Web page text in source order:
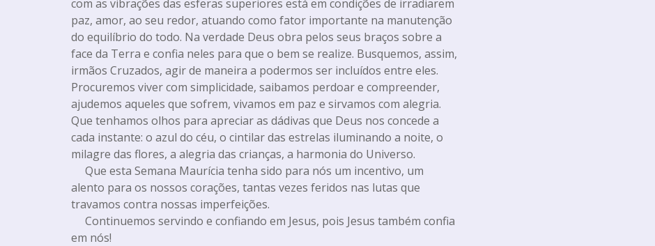
com as vibrações das esferas superiores está em condições de irradiarem
paz, amor, ao seu redor, atuando como fator importante na manutenção
do equilíbrio do todo. Na verdade Deus obra pelos seus braços sobre a
face da Terra e confia neles para que o bem se realize. Busquemos, assim,
irmãos Cruzados, agir de maneira a podermos ser incluídos entre eles.
Procuremos viver com simplicidade, saibamos perdoar e compreender,
ajudemos aqueles que sofrem, vivamos em paz e sirvamos com alegria.
Que tenhamos olhos para apreciar as dádivas que Deus nos concede a
cada instante: o azul do céu, o cintilar das estrelas iluminando a noite, o
milagre das flores, a alegria das crianças, a harmonia do Universo.
Que esta Semana Maurícia tenha sido para nós um incentivo, um
alento para os nossos corações, tantas vezes feridos nas lutas que
travamos contra nossas imperfeições.
Continuemos servindo e confiando em Jesus, pois Jesus também confia
em nós!